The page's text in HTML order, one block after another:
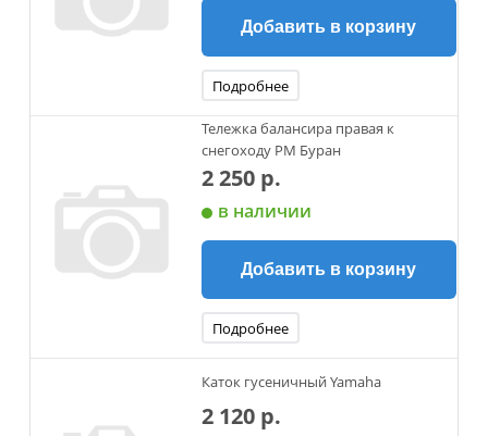
Добавить в корзину
Подробнее
Тележка балансира правая к
снегоходу РМ Буран
2 250 р.
в наличии
Добавить в корзину
Подробнее
Каток гусеничный Yamaha
2 120 р.